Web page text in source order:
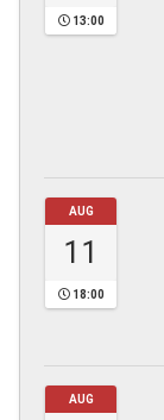
13:00
AUG
11
18:00
AUG